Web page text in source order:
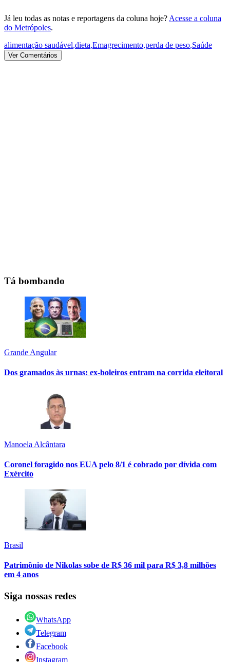
Já leu todas as notas e reportagens da coluna hoje? Acesse a coluna
do Metrópoles.
alimentação saudável,dieta,Emagrecimento,perda de peso,Saúde
Ver Comentários
Tá bombando
Grande Angular
Dos gramados às urnas: ex-boleiros entram na corrida eleitoral
Manoela Alcântara
Coronel foragido nos EUA pelo 8/1 é cobrado por dívida com
Exército
Brasil
Patrimônio de Nikolas sobe de R$ 36 mil para R$ 3,8 milhões
em 4 anos
Siga nossas redes
WhatsApp
Telegram
Facebook
Instagram